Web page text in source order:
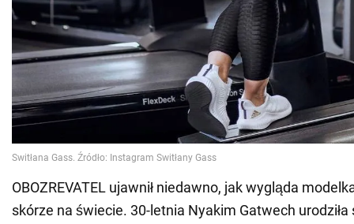
OBOZREVATEL ujawnił niedawno, jak wygląda
skórze na świecie. 30-letnia Nyakim Gatwech urodziła